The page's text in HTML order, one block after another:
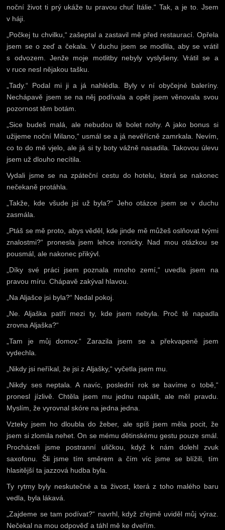
noční život ti prý ukáže tu pravou chuť Itálie.“ Tak, a je to. Jsem
v háji.
„Počkej tu chvilku,“ zašeptal a zastavil mě před restaurací. Opřela
jsem se o zeď a čekala. V duchu jsem se modlila, aby se vrátil
s odvozem. Jenže moje motlitby nebyly vyslyšeny. Vrátil se a
v ruce nesl nějakou tašku.
„Tady.“ Podal mi ji a já nahlédla. Byly v ní obyčejné baleríny.
Nechápavě jsem se na něj podívala a opět jsem věnovala svou
pozornost těm botám.
„Sice budeš malá, ale nebudou tě bolet nohy. A jako bonus si
užijeme noční Milano,“ usmál se a já nevěřícně zamrkala. Nevím,
co to do mě vjelo, ale já si ty boty vážně nasadila. Takovou úlevu
jsem už dlouho necítila.
Vydali jsme se na zpáteční cestu do hotelu, která se nakonec
nečekaně protáhla.
„Takže, kde všude jsi už byla?“ Jeho otázce jsem se v duchu
zasmála.
„Ptáš se mě proto, abys věděl, kde jinde mě můžeš oslňovat tvými
znalostmi?“ pronesla jsem lehce ironicky. Nad mou otázkou se
pousmál, ale nakonec přikývl.
„Díky své práci jsem poznala mnoho zemí,“ uvedla jsem na
pravou míru. Chápavě zakýval hlavou.
„Na Aljašce jsi byla?“ Nedal pokoj.
„Ne. Aljaška patří mezi ty, kde jsem nebyla. Proč tě napadla
zrovna Aljaška?“
„Tam je můj domov.“ Zarazila jsem se a překvapeně jsem
vydechla.
„Nikdy jsi neříkal, že jsi z Aljašky,“ vyčetla jsem mu.
„Nikdy ses neptala. A navíc, poslední rok se bavíme o tobě,“
pronesl jízlivě. Chtěla jsem mu jednu napálit, ale měl pravdu.
Myslím, že vyrovnal skóre na jedna jedna.
Vzteky jsem ho dloubla do žeber, ale spíš jsem měla pocit, že
jsem si zlomila nehet. On se mému dětinskému gestu pouze smál.
Procházeli jsme postranní uličkou, když k nám dolehl zvuk
saxofonu. Šli jsme tím směrem a čím víc jsme se blížili, tím
hlasitější ta jazzová hudba byla.
Ty rytmy byly neskutečné a ta živost, která z toho malého baru
vedla, byla lákavá.
„Zajdeme se tam podívat?“ navrhl, když zřejmě uviděl můj výraz.
Nečekal na mou odpověď a táhl mě ke dveřím.